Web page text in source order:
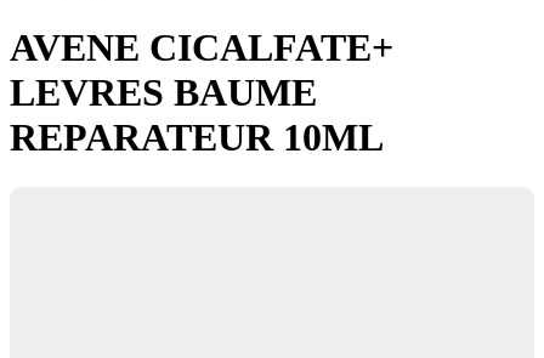
AVENE CICALFATE+
LEVRES BAUME
REPARATEUR 10ML